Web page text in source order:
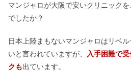
マンジャロが大阪で安いクリニック
でしたか？
日本上陸まもないマンジャロはリベ
いと言われていますが、
入手困難で
クも出ています。